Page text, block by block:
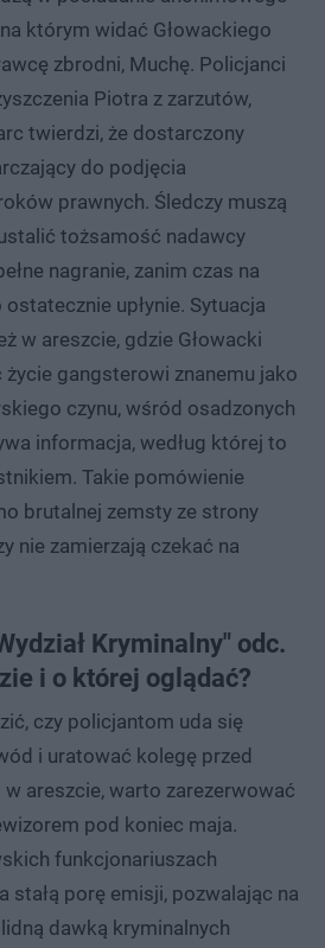
którym widać Głowackiego
zbrodni, Muchę. Policjanci
Piotra z zarzutów,
twierdzi, że dostarczony
do podjęcia
prawnych. Śledczy muszą
tożsamość nadawcy
nagranie, zanim czas na
upłynie. Sytuacja
w areszcie, gdzie Głowacki
gangsterowi znanemu jako
czynu, wśród osadzonych
informacja, według której to
Takie pomówienie
brutalnej zemsty ze strony
nie zamierzają czekać na
Kryminalny" odc.
i o której oglądać?
czy policjantom uda się
i uratować kolegę przed
areszcie, warto zarezerwować
pod koniec maja.
funkcjonariuszach
stałą porę emisji, pozwalając na
dawką kryminalnych